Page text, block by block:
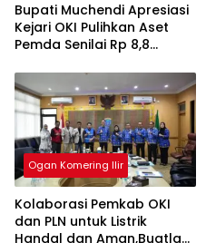
Bupati Muchendi Apresiasi
Kejari OKI Pulihkan Aset
Pemda Senilai Rp 8,8
samping menjadi lebih
menarik
Ogan Komering Ilir
Kolaborasi Pemkab OKI
dan PLN untuk Listrik
Handal dan Aman,Buatlah